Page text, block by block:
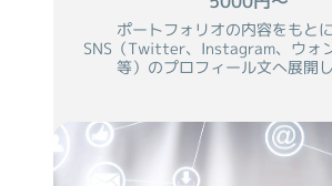
ポートフォリオの内容をもと
SNS（Twitter、Instagram、ウォ
等）のプロフィール文へ展開し